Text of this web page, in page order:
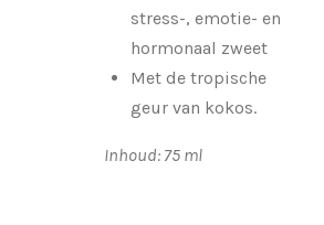
stress-, emotie- en
hormonaal zweet
Met de tropische
geur van kokos.
Inhoud: 75 ml